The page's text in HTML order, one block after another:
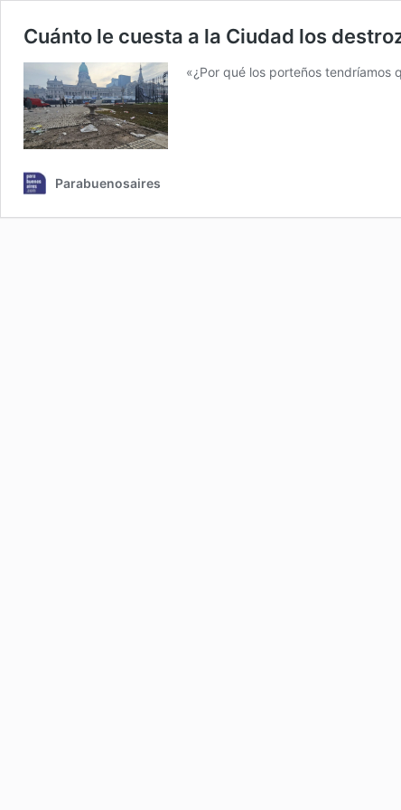
Cuánto le cuesta a la Ciudad los
«¿Por qué los porteños tendríamos
Parabuenosaires